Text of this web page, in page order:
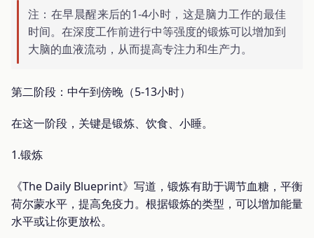
注：在早晨醒来后的1-4小时，这是脑力工作的最佳
时间。在深度工作前进行中等强度的锻炼可以增加到
大脑的血液流动，从而提高专注力和生产力。
第二阶段：中午到傍晚（5-13小时）
在这一阶段，关键是锻炼、饮食、小睡。
1.锻炼
《The Daily Blueprint》写道，锻炼有助于调节血糖，平衡
荷尔蒙水平，提高免疫力。根据锻炼的类型，可以增加能量
水平或让你更放松。